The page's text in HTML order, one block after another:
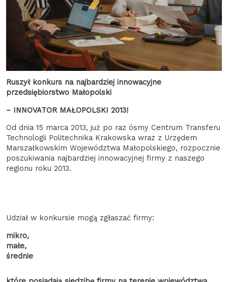
Ruszył konkurs na najbardziej innowacyjne
przedsiębiorstwo Małopolski
– INNOVATOR MAŁOPOLSKI 2013!
Od dnia 15 marca 2013, już po raz ósmy Centrum Transferu
Technologii Politechnika Krakowska wraz z Urzędem
Marszałkowskim Województwa Małopolskiego, rozpocznie
poszukiwania najbardziej innowacyjnej firmy z naszego
regionu roku 2013.
Udział w konkursie mogą zgłaszać firmy:
mikro,
małe,
średnie